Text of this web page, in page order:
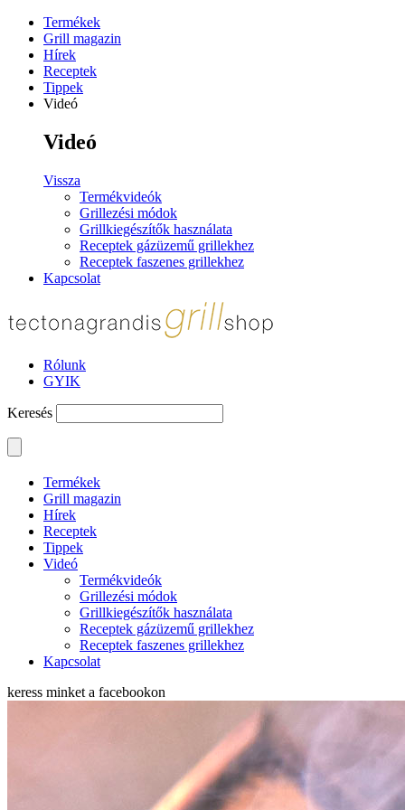
Termékek
Grill magazin
Hírek
Receptek
Tippek
Videó
Videó
Vissza
Termékvideók
Grillezési módok
Grillkiegészítők használata
Receptek gázüzemű grillekhez
Receptek faszenes grillekhez
Kapcsolat
Rólunk
GYIK
Keresés
Termékek
Grill magazin
Hírek
Receptek
Tippek
Videó
Termékvideók
Grillezési módok
Grillkiegészítők használata
Receptek gázüzemű grillekhez
Receptek faszenes grillekhez
Kapcsolat
keress minket a facebookon